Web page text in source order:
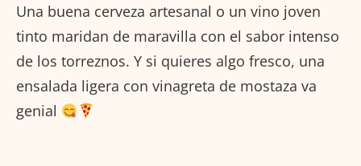
Una buena cerveza artesanal o un vino joven
tinto maridan de maravilla con el sabor intenso
de los torreznos. Y si quieres algo fresco, una
ensalada ligera con vinagreta de mostaza va
genial